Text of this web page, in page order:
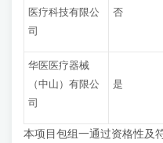
医疗科技有限公
司
否
华医医疗器械
（中山）有限公
司
是
本项目包组一通过资格性及